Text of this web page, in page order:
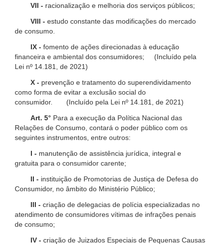
VII - racionalização e melhoria dos serviços públicos;
VIII - estudo constante das modificações do mercado
de consumo.
IX - fomento de ações direcionadas à educação
financeira e ambiental dos consumidores; (Incluído pela
Lei nº 14.181, de 2021)
X - prevenção e tratamento do superendividamento
como forma de evitar a exclusão social do
consumidor. (Incluído pela Lei nº 14.181, de 2021)
Art. 5° Para a execução da Política Nacional das
Relações de Consumo, contará o poder público com os
seguintes instrumentos, entre outros:
I - manutenção de assistência jurídica, integral e
gratuita para o consumidor carente;
II - instituição de Promotorias de Justiça de Defesa do
Consumidor, no âmbito do Ministério Público;
III - criação de delegacias de polícia especializadas no
atendimento de consumidores vítimas de infrações penais
de consumo;
IV - criação de Juizados Especiais de Pequenas Causas